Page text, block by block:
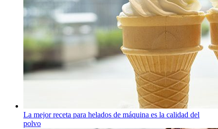
La mejor receta para helados de máquina es la calidad del
polvo